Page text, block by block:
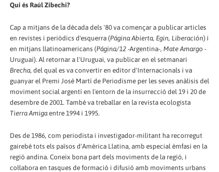
Qui és Raúl Zibechi?
Cap a mitjans de la dècada dels '80 va començar a publicar articles
en revistes i periòdics d'esquerra (Página Abierta, Egin, Liberación) i
en mitjans llatinoamericans (Página/12-Argentina-, Mate Amargo -
Uruguai). Al retornar a l'Uruguai, va publicar en el setmanari
Brecha, del qual es va convertir en editor d'Internacionals i va
guanyar el Premi José Martí de Periodisme per les seves anàlisis del
moviment social argentí en l'entorn de la insurrecció del 19 i 20 de
desembre de 2001. També va treballar en la revista ecologista
Tierra Amigaentre 1994 i 1995.
Des de 1986, com periodista i investigador-militant ha recorregut
gairebé tots els països d'Amèrica Llatina, amb especial èmfasi en la
regió andina. Coneix bona part dels moviments de la regió, i
col·labora en tasques de formació i difusió amb moviments urbans